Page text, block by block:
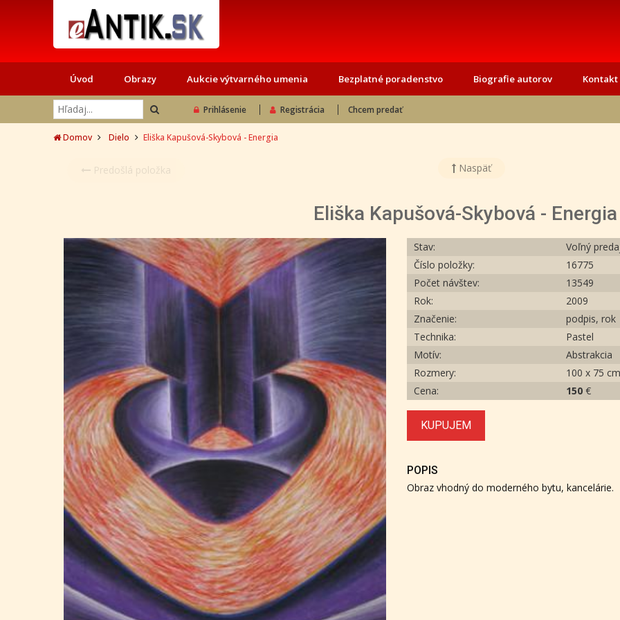
Úvod Obrazy Aukcie výtvarného umenia Bezplatné poradenstvo Biografie autorov Kontakt
Prihlásenie Registrácia Chcem predať
Domov Dielo Eliška Kapušová-Skybová - Energia
Predošlá položka Naspäť
Eliška Kapušová-Skybová - Energia
Stav:
Voľný
Číslo položky:
16775
Počet návštev:
13549
Rok:
2009
Značenie:
podpis, rok
Technika:
Pastel
Motív:
Abstrakcia
Rozmery:
100 x 75 cm
Cena:
150 €
KUPUJEM
POPIS
Obraz vhodný do moderného bytu, kancelárie.